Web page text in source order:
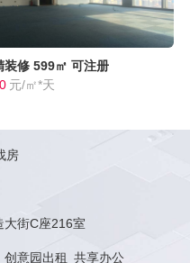
装修 599㎡ 可注册
元/㎡*天
房
大街C座216室
创意园出租 共享办公